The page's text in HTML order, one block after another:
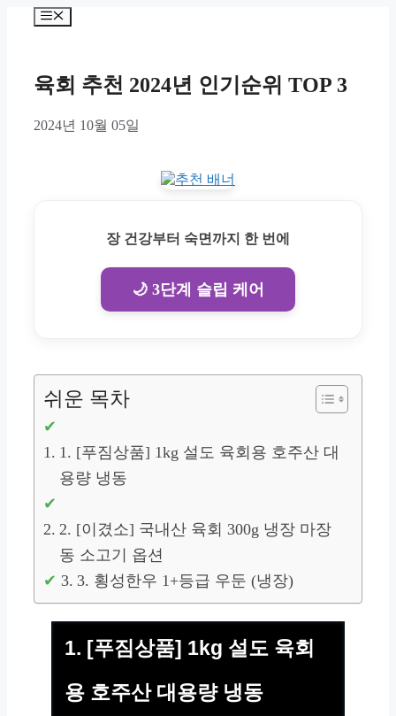
Menu
육회 추천 2024년 인기순위 TOP 3
2024년 10월 05일
장 건강부터 숙면까지 한 번에
🌙 3단계 슬립 케어
쉬운 목차
1. [푸짐상품] 1kg 설도 육회용 호주산 대
용량 냉동
2. [이겼소] 국내산 육회 300g 냉장 마장
동 소고기 옵션
3. 횡성한우 1+등급 우둔 (냉장)
1. [푸짐상품] 1kg 설도 육회
용 호주산 대용량 냉동